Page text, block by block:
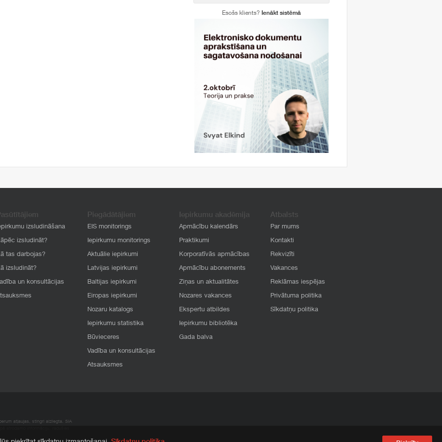
Esošs klients? Ienākt sistēmā
izsludināšana
izsludināt?
tas darbojas?
izsludināt?
un konsultācijas
Piegādātājiem
EIS monitorings
Iepirkumu monitorings
Aktuālie iepirkumi
Latvijas iepirkumi
Baltijas iepirkumi
Eiropas iepirkumi
Nozaru katalogs
Iepirkumu statistika
Būvieceres
Vadība un konsultācijas
Atsauksmes
Iepirkumu akadēmija
Apmācību kalendārs
Praktikumi
Korporatīvās apmācības
Apmācību abonements
Ziņas un aktualitātes
Nozares vakances
Ekspertu atbildes
Iepirkumu bibliotēka
Gada balva
Atbalsts
Par mums
Kontakti
Rekvizīti
Vakances
Reklāmas iespējas
Privātuma politika
Sīkdatņu politika
atļaujas, stingri aizliegta. SIA